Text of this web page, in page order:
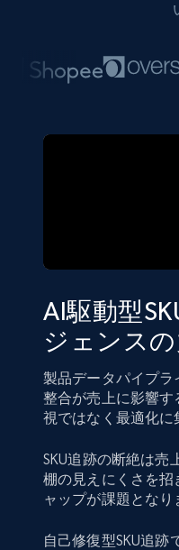
AI駆動型
ジェンスの
製品データパイプ
整合が売上に影響す
視ではなく最適化に
SKU追跡の断絶は売
棚の見えにくさを
ャップが課題となり
自己修復型SKU追